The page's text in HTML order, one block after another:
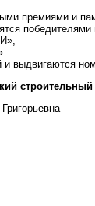
премиями и
выдвигаются
строительный